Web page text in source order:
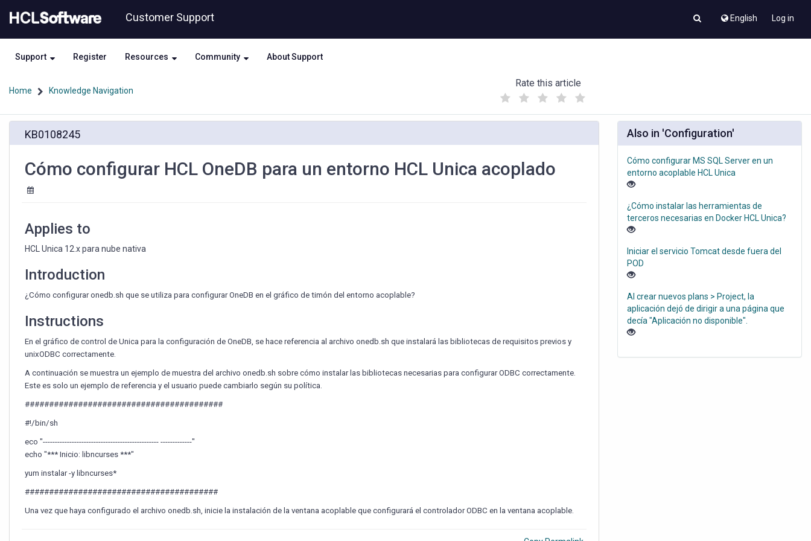
to
content
to
Customer Support English Log in
Support Register Resources Community About Support
Home Knowledge Navigation
Rate this article
(
)
configurar
acoplado
KB0108245
Cómo configurar HCL OneDB para un entorno HCL Unica acoplado
Applies to
HCL Unica 12.x para nube nativa
Introduction
¿Cómo configurar onedb.sh que se utiliza para configurar OneDB en el gráfico de timón del entorno acoplable?
Instructions
En el gráfico de control de Unica para la configuración de OneDB, se hace referencia al archivo onedb.sh que instalará las bibliotecas de requisitos previos y
unixODBC correctamente.
A continuación se muestra un ejemplo de muestra del archivo onedb.sh sobre cómo instalar las bibliotecas necesarias para configurar ODBC correctamente.
Este es solo un ejemplo de referencia y el usuario puede cambiarlo según su política.
#########################################
#!/bin/sh
eco "------------------------------------------------ -------------"
echo "*** Inicio: libncurses ***"
yum instalar -y libncurses*
########################################
Una vez que haya configurado el archivo onedb.sh, inicie la instalación de la ventana acoplable que configurará el controlador ODBC en la ventana acoplable.
Also in 'Configuration'
Cómo configurar MS SQL Server en un
entorno acoplable HCL Unica
¿Cómo instalar las herramientas de
terceros necesarias en Docker HCL Unica?
Iniciar el servicio Tomcat desde fuera del
POD
Al crear nuevos plans > Project, la
aplicación dejó de dirigir a una página que
decía "Aplicación no disponible".